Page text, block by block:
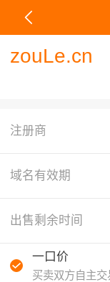
zouLe.cn
注册商
域名有效期
出售剩余时间
一口价
买卖双方自主